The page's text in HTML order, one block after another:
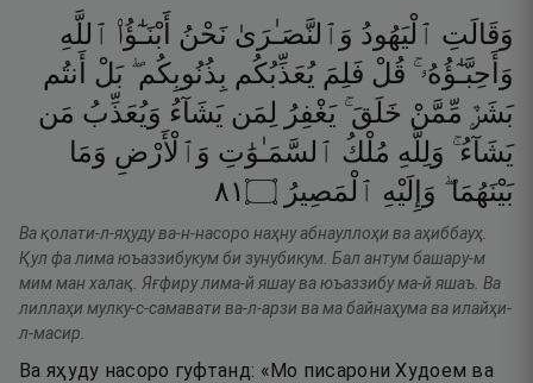
وَقَالَتِ ٱلْيَهُودُ وَٱلنَّصَـٰرَىٰ نَحْنُ أَبْنَـٰٓؤُا۟ ٱللَّهِ
وَأَحِبَّـٰٓؤُهُۥ ۚ قُلْ فَلِمَ يُعَذِّبُكُم بِذُنُوبِكُم ۖ بَلْ
أَنتُم
بَشَرٌۭ مِّمَّنْ خَلَقَ ۚ يَغْفِرُ لِمَن يَشَآءُ وَيُعَذِّبُ مَن
يَشَآءُ ۚ وَلِلَّهِ مُلْكُ ٱلسَّمَـٰوَٰتِ وَٱلْأَرْضِ وَمَا
بَيْنَهُمَا ۖ وَإِلَيْهِ ٱلْمَصِيرُ ۝١٨
Ва қолати-л-яҳуду ва-н-насоро наҳну абнауллоҳи ва аҳиббауҳ.
Қул фа лима юъаззибукум би зунубикум. Бал антум башару-м
мим ман халақ. Яғфиру лима-й яшау ва юъаззибу ма-й яшаъ. Ва
лиллаҳи мулку-с-самавати ва-л-арзи ва ма байнаҳума ва илайҳи-
л-масир.
Ва яҳуду насоро гуфтанд: «Мо писарони Худоем ва